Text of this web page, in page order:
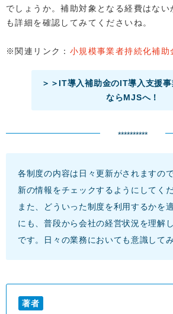
でしょうか。補助対象となる経費はない
も詳細を確認してみてくださいね。
※関連リンク： 小規模事業者持続化補助
＞＞IT導入補助金のIT導入支援
ならMJSへ！
**********
各制度の内容は日々更新がされますの
新の情報をチェックするようにしてくだ
また、どういった制度を利用するかを
にも、普段から会社の経営状況を理解
です。日々の業務においても意識して
著者